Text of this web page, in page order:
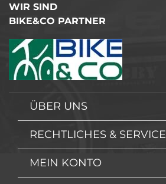
WIR SIND
BIKE&CO PARTNER
ÜBER UNS
RECHTLICHES & SERVICE
MEIN KONTO